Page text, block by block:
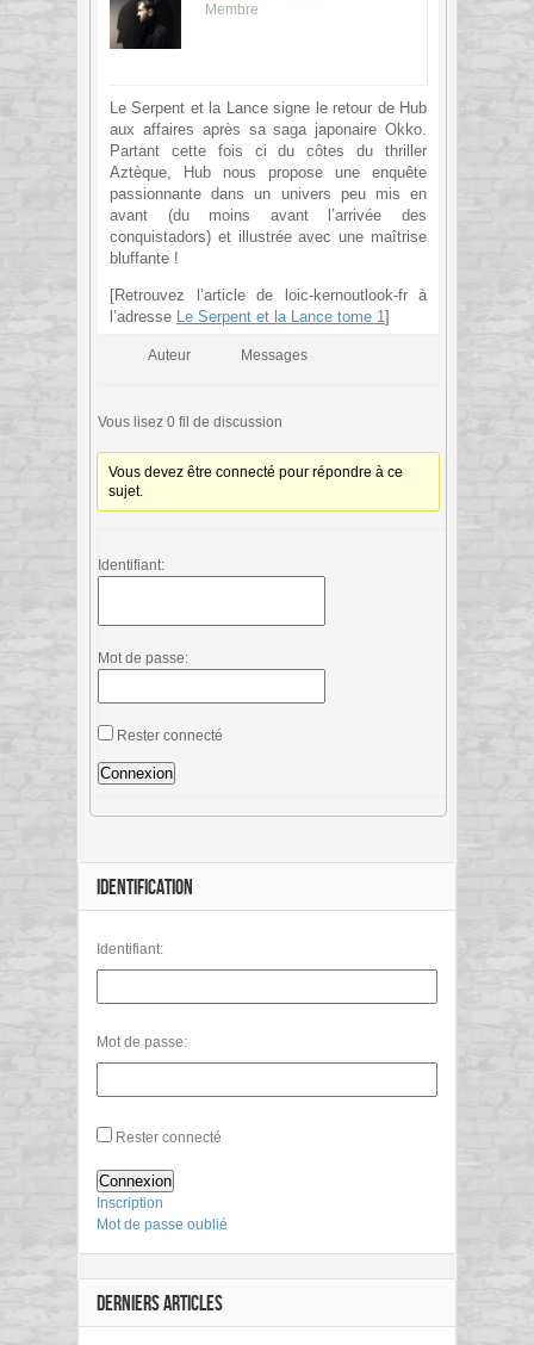
Membre
Le Serpent et la Lance signe le retour de Hub
aux affaires après sa saga japonaire Okko.
Partant cette fois ci du côtes du thriller
Aztèque, Hub nous propose une enquête
passionnante dans un univers peu mis en
avant (du moins avant l’arrivée des
conquistadors) et illustrée avec une maîtrise
bluffante !
[Retrouvez l’article de loic-kernoutlook-fr à
l’adresse Le Serpent et la Lance tome 1]
Auteur Messages
Vous lisez 0 fil de discussion
Vous devez être connecté pour répondre à ce
sujet.
Identifiant:
Mot de passe:
Rester connecté
Connexion
IDENTIFICATION
Identifiant:
Mot de passe:
Rester connecté
Connexion
Inscription
Mot de passe oublié
DERNIERS ARTICLES